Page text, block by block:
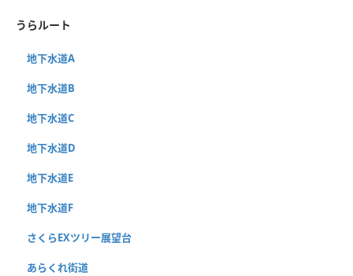
うらルート
地下水道A
地下水道B
地下水道C
地下水道D
地下水道E
地下水道F
さくらEXツリー展望台
あらくれ街道